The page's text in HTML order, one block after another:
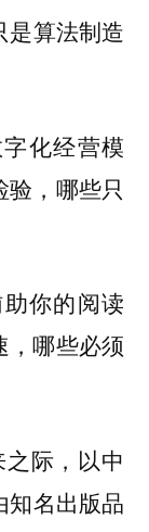
是算法制造
化经营模
，哪些只
你的阅读
，哪些必须
际，以中
知名出版品